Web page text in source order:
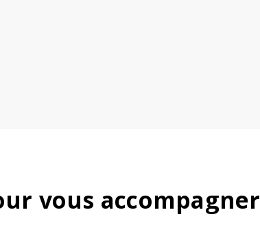
vous accompagner